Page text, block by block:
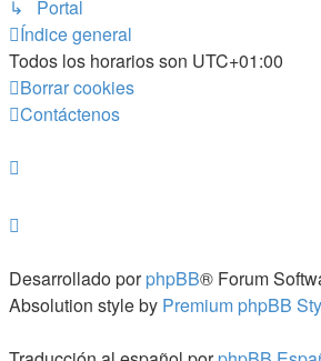
↳ Portal
Índice general
Todos los horarios son UTC+01:00
Borrar cookies
Contáctenos
Desarrollado porphpBB® Forum
Absolution style by Premium phpBB